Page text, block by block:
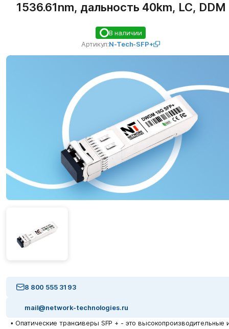
1536.61nm, дальность 40km, LC, DDM
В наличии
Артикул:N-Tech-SFP+
8 800 555 31 93
mail@network-technologies.ru
• Опатические трансиверы SFP + - это высокопроизводительные